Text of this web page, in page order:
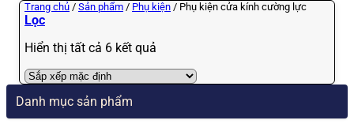
Trang chủ / Sản phẩm / Phụ kiện / Phụ kiện cửa kính cường lực
Lọc
Hiển thị tất cả 6 kết quả
Danh mục sản phẩm